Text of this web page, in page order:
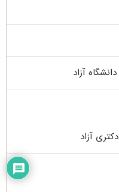
آزاد
آزاد